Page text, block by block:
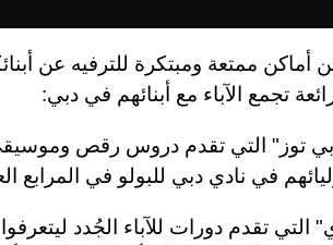
أماكن ممتعة ومبتكرة للترفيه عن
توز" التي تقدم دروس رقص
في نادي دبي للبولو في المرابع
تقدم دورات للآباء الجُدد